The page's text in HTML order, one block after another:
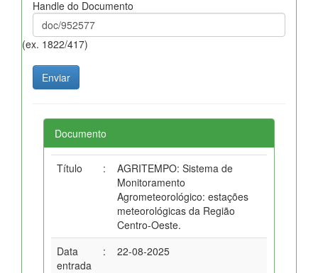
Handle do Documento
(ex. 1822/417)
Documento
Título :
AGRITEMPO: Sistema de
Monitoramento
Agrometeorológico: estações
meteorológicas da Região
Centro-Oeste.
Data
entrada
: 22-08-2025